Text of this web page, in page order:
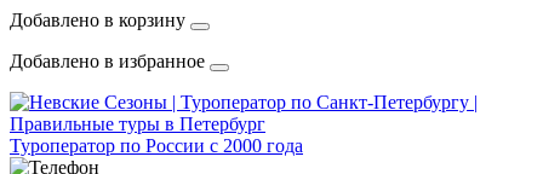
Добавлено в корзину
Добавлено в избранное
Туроператор по России с 2000 года